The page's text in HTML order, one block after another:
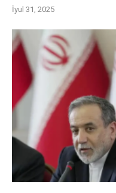
İyul 31, 2025